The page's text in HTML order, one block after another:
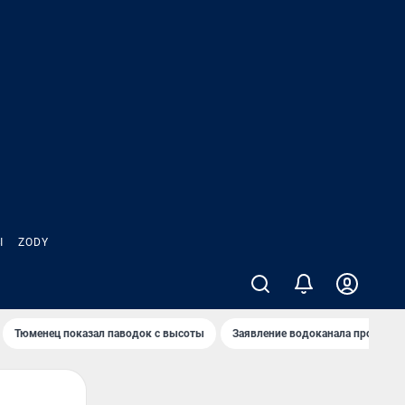
ZODY
Тюменец показал паводок с высоты Заявление водоканала про